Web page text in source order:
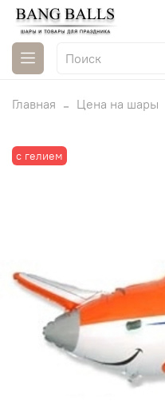
Главная Цена на шары
с гелием